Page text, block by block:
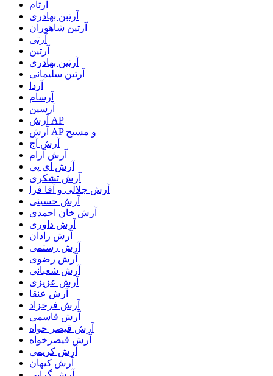
آرتام
آرتبن بهادری
آرتين شاهوران
آرتی
آرتین
آرتین بهادری
آرتین سلیمانی
آردا
آرسام
آرسین
آرش AP
آرش AP و مسیح
آرش آج
آرش آرام
آرش ای پی
آرش تشکری
آرش جلالی و آقا فرا
آرش حسینی
آرش خان احمدی
آرش داوری
آرش رادان
آرش رستمى
آرش رضوی
آرش شعبانی
آرش عزیزی
آرش عنقا
آرش فرخزاد
آرش قاسمی
آرش قیصر خواه
آرش قیصرخواه
آرش کریمی
آرش کیهان